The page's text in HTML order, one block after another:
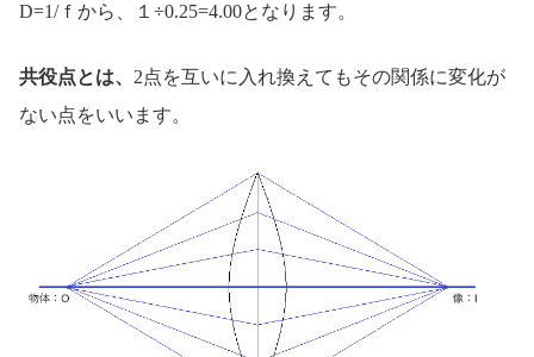
D=1/ｆから、１÷0.25=4.00となります。
共役点とは、 2点を互いに入れ換えてもその関係に変化が
ない点をいいます。